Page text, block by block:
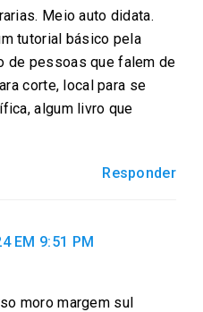
Meio auto didata.
tutorial básico pela
de pessoas que falem de
corte, local para se
algum livro que
Responder
EM 9:51 PM
moro margem sul